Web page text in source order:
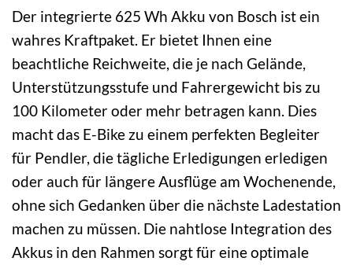
Der integrierte 625 Wh Akku von Bosch ist ein
wahres Kraftpaket. Er bietet Ihnen eine
beachtliche Reichweite, die je nach Gelände,
Unterstützungsstufe und Fahrergewicht bis zu
100 Kilometer oder mehr betragen kann. Dies
macht das E-Bike zu einem perfekten Begleiter
für Pendler, die tägliche Erledigungen erledigen
oder auch für längere Ausflüge am Wochenende,
ohne sich Gedanken über die nächste Ladestation
machen zu müssen. Die nahtlose Integration des
Akkus in den Rahmen sorgt für eine optimale